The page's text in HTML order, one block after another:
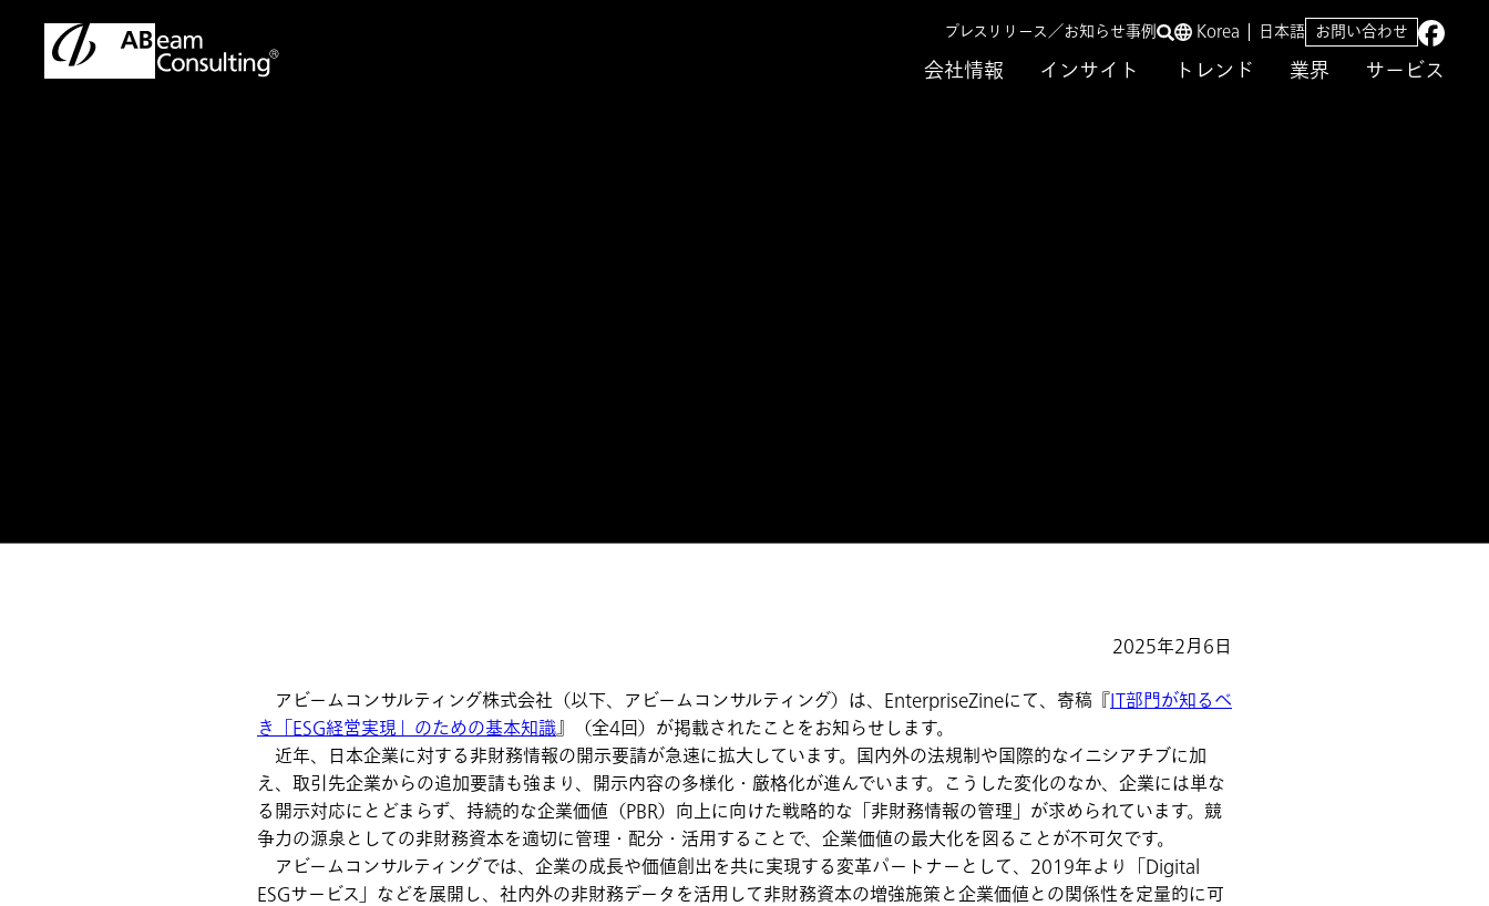
会社情報 インサイト トレンド 業界 サービス
プレスリリース／お知らせ事例 Korea 日本語 お問い合わせ
2025年2月6日
アビームコンサルティング株式会社（以下、アビームコンサルティング）は、EnterpriseZineにて、寄稿『IT部門が知るべ
き「ESG経営実現」のための基本知識』（全4回）が掲載されたことをお知らせします。
近年、日本企業に対する非財務情報の開示要請が急速に拡大しています。国内外の法規制や国際的なイニシアチブに加
え、取引先企業からの追加要請も強まり、開示内容の多様化・厳格化が進んでいます。こうした変化のなか、企業には単な
る開示対応にとどまらず、持続的な企業価値（PBR）向上に向けた戦略的な「非財務情報の管理」が求められています。競
争力の源泉としての非財務資本を適切に管理・配分・活用することで、企業価値の最大化を図ることが不可欠です。
アビームコンサルティングでは、企業の成長や価値創出を共に実現する変革パートナーとして、2019年より「Digital
ESGサービス」などを展開し、社内外の非財務データを活用して非財務資本の増強施策と企業価値との関係性を定量的に可